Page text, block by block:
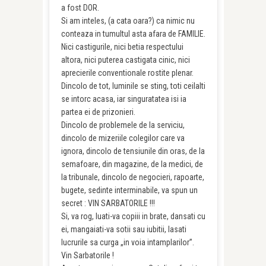
a fost DOR.
Si am inteles, (a cata oara?) ca nimic nu
conteaza in tumultul asta afara de FAMILIE.
Nici castigurile, nici betia respectului
altora, nici puterea castigata cinic, nici
aprecierile conventionale rostite plenar.
Dincolo de tot, luminile se sting, toti ceilalti
se intorc acasa, iar singuratatea isi ia
partea ei de prizonieri.
Dincolo de problemele de la serviciu,
dincolo de mizeriile colegilor care va
ignora, dincolo de tensiunile din oras, de la
semafoare, din magazine, de la medici, de
la tribunale, dincolo de negocieri, rapoarte,
bugete, sedinte interminabile, va spun un
secret : VIN SARBATORILE !!!
Si, va rog, luati-va copiii in brate, dansati cu
ei, mangaiati-va sotii sau iubitii, lasati
lucrurile sa curga „in voia intamplarilor”.
Vin Sarbatorile !